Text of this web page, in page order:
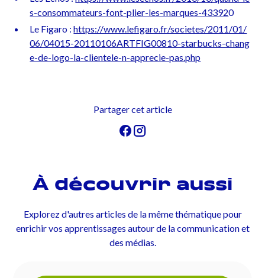
s-consommateurs-font-plier-les-marques-433920
Le Figaro :https://www.lefigaro.fr/societes/2011/01/
06/04015-20110106ARTFIG00810-starbucks-chang
e-de-logo-la-clientele-n-apprecie-pas.php
Partager cet article
À découvrir aussi
Explorez d'autres articles de la même thématique pour
enrichir vos apprentissages autour de la communication et
des médias.